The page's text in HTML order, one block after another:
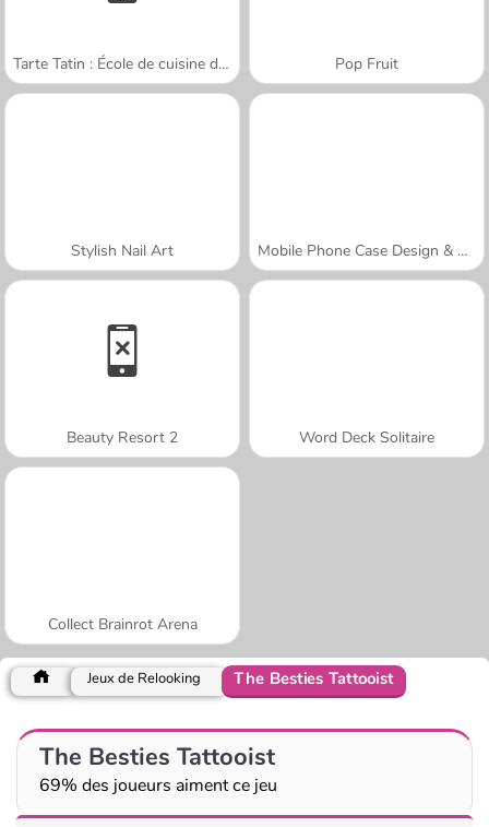
Tarte Tatin : École de cuisine de Sara Pop Fruit
Stylish Nail Art Mobile Phone Case Design & DIY
Beauty Resort 2 Word Deck Solitaire
Collect Brainrot Arena
Jeux de Relooking The Besties Tattooist
The Besties Tattooist
69% des joueurs aiment ce jeu